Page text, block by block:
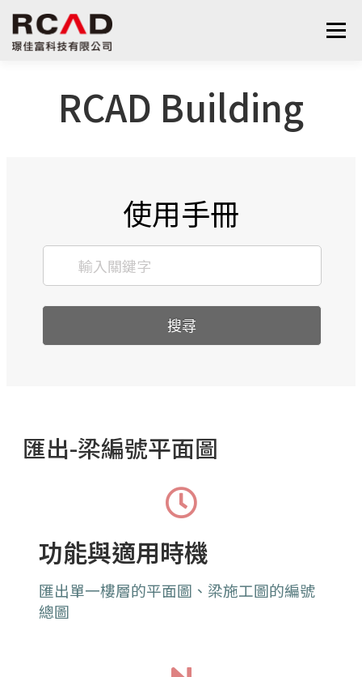
選單
算量服務
RCAD Building
使用手冊
搜尋
匯出-梁編號平面圖
功能與適用時機
匯出單一樓層的平面圖、梁施工圖的編號
總圖